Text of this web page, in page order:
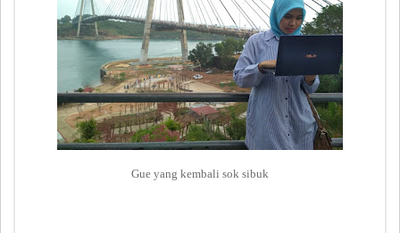
Gue yang kembali sok sibuk